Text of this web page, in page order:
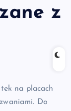
z
na placach
Do